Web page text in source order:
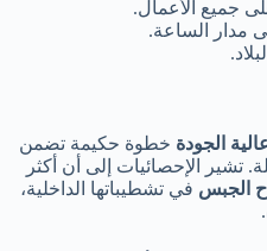
جميع الأعمال.
مدار الساعة.
الجودة خطوة حكيمة تضمن
تشير الإحصائيات إلى أن أكثر
الجبس في تشطيباتها الداخلية،